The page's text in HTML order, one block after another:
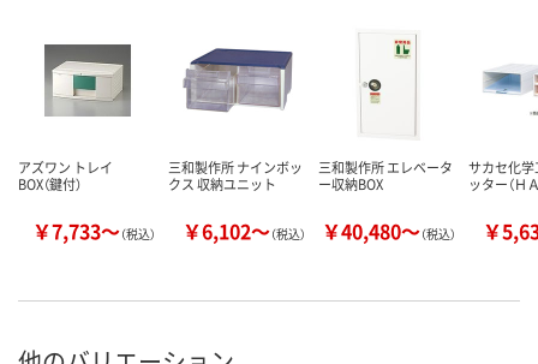
アズワン トレイ
BOX（鍵付）
￥7,733～（税込）
三和製作所 ナインボッ
クス 収納ユニット
￥6,102～（税込）
三和製作所 エレベータ
ー収納BOX
￥40,480～（税込）
サカセ化
ッター（Ｈ
￥